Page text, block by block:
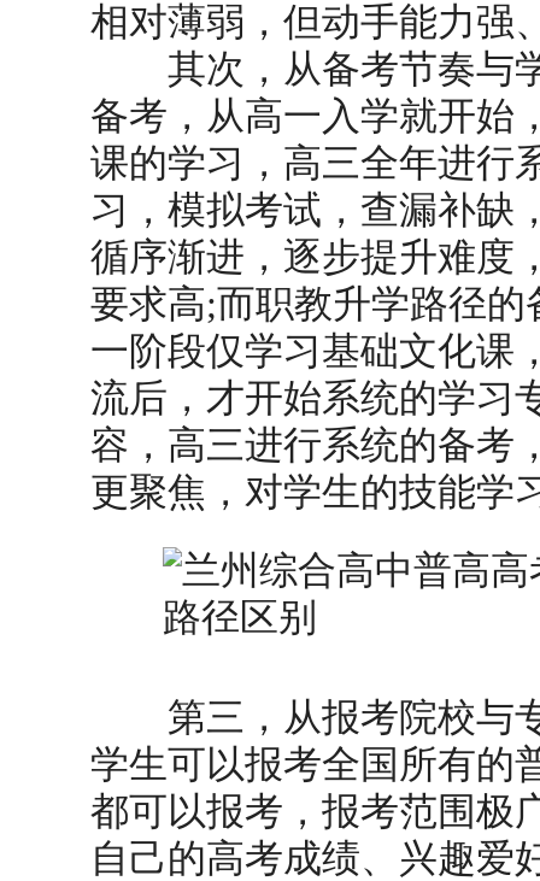
相对薄弱，但动手能力强
其次，从备考节奏与学
备考，从高一入学就开始
课的学习，高三全年进行
习，模拟考试，查漏补缺
循序渐进，逐步提升难度
要求高;而职教升学路径
一阶段仅学习基础文化课
流后，才开始系统的学习
容，高三进行系统的备考
更聚焦，对学生的技能学
第三，从报考院校与专
学生可以报考全国所有的
都可以报考，报考范围极
自己的高考成绩、兴趣爱